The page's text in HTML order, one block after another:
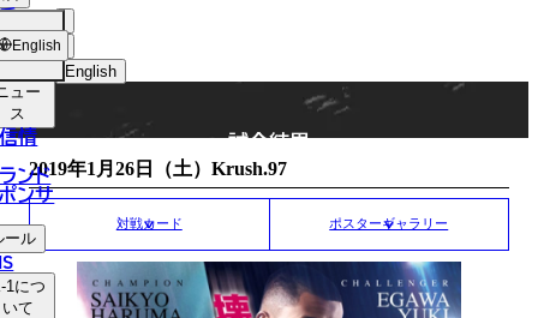
English
한국어
中文（繁體）
ョッ
プ
ュー
ス
情
ンド
ンサ
ール
1につ
いて
English MATCH RESULT
試合結果
2019年1月26日（土）Krush.97
対戦カード ポスターギャラリー